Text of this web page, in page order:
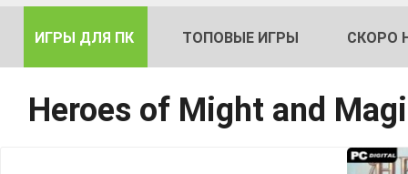
ИГРЫ ДЛЯ ПК ТОПОВЫЕ ИГРЫ СКОРО
Heroes of Might and